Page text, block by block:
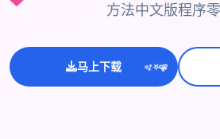
方法中文版程序
马上下载 ✨⭐💫